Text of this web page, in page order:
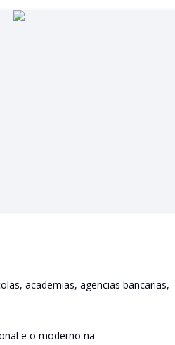
academias, agencias bancarias,
e o moderno na